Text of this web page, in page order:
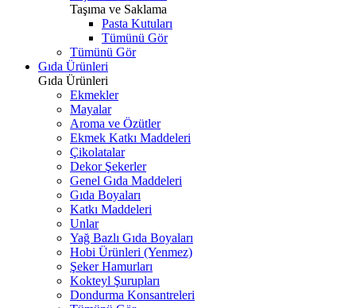
Taşıma ve Saklama
Pasta Kutuları
Tümünü Gör
Tümünü Gör
Gıda Ürünleri
Gıda Ürünleri
Ekmekler
Mayalar
Aroma ve Özütler
Ekmek Katkı Maddeleri
Çikolatalar
Dekor Şekerler
Genel Gıda Maddeleri
Gıda Boyaları
Katkı Maddeleri
Unlar
Yağ Bazlı Gıda Boyaları
Hobi Ürünleri (Yenmez)
Şeker Hamurları
Kokteyl Şurupları
Dondurma Konsantreleri